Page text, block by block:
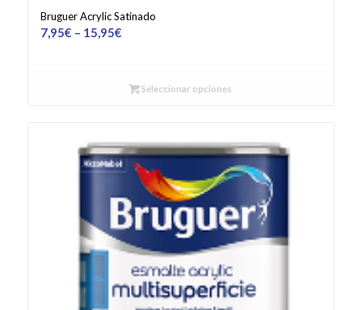
Bruguer Acrylic Satinado
7,95€ – 15,95€
Seleccionar opciones